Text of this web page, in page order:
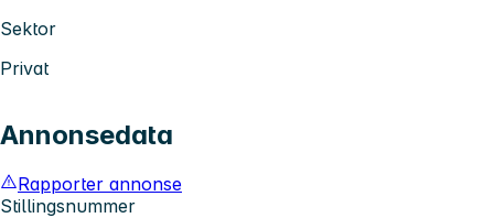
Sektor
Privat
Annonsedata
Rapporter annonse
Stillingsnummer